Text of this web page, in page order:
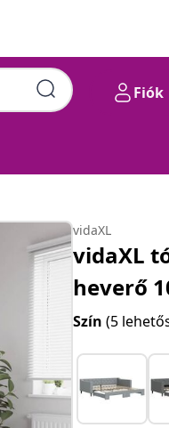
Fiók
vidaXL
vidaXL
heverő
Szín(5